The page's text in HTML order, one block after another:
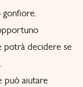
potrà decidere se
può aiutare